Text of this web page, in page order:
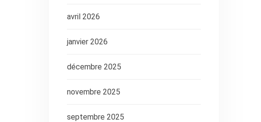
avril 2026
janvier 2026
décembre 2025
novembre 2025
septembre 2025